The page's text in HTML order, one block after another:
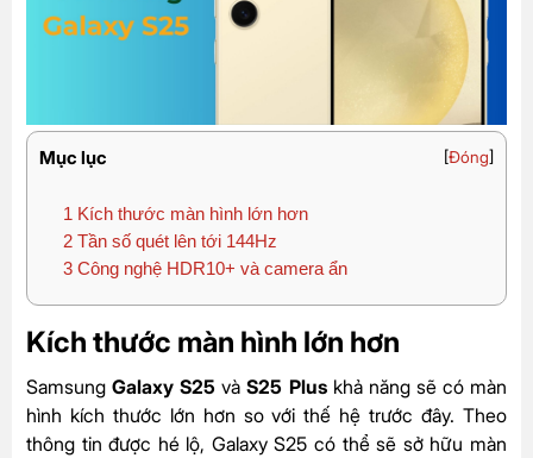
Mục lục [Đóng]
1 Kích thước màn hình lớn hơn
2 Tần số quét lên tới 144Hz
3 Công nghệ HDR10+ và camera ẩn
Kích thước màn hình lớn hơn
SamsungGalaxy S25 vàS25 Pluskhả năng sẽ có màn
hình kích thước lớn hơn so với thế hệ trước đây. Theo
thông tin được hé lộ, Galaxy S25 có thể sẽ sở hữu màn